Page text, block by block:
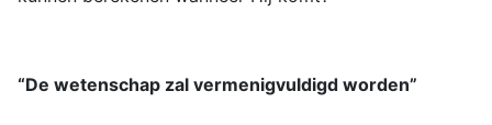
“De wetenschap zal vermenigvuldigd worden”